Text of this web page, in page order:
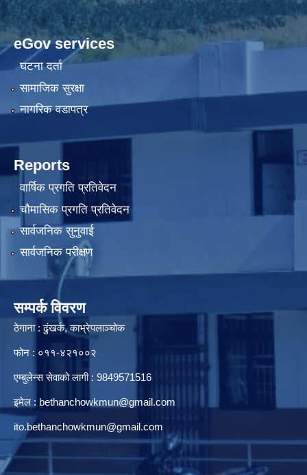
eGov services
घटना दर्ता
सामाजिक सुरक्षा
नागरिक वडापत्र
Reports
वार्षिक प्रगति प्रतिवेदन
चौमासिक प्रगति प्रतिवेदन
सार्वजनिक सुनुवाई
सार्वजनिक परीक्षण
सम्पर्क विवरण
ठेगाना : ढुंखर्क, काभ्रेपलाञ्चोक
फोन : ०११-४२१००२
एम्बुलेन्स सेवाको लागी : 9849571516
इमेल : bethanchowkmun@gmail.com
ito.bethanchowkmun@gmail.com